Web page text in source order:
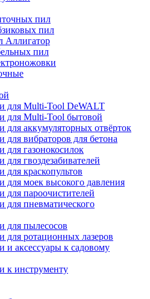
пил
пил
Аллигатор
пил
для Multi-Tool DeWALT
для Multi-Tool бытовой
для аккумуляторных отвёрток
для вибраторов для бетона
для газонокосилок
гвоздезабивателей
краскопультов
для моек высокого давления
для пароочистителей
для пневматического
для пылесосов
для ротационных лазеров
и аксессуары к садовому
к инструменту